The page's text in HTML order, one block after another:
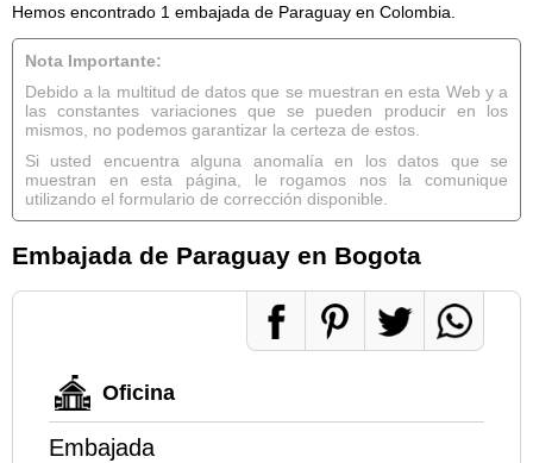
Hemos encontrado 1 embajada de Paraguay en Colombia.
Nota Importante:
Debido a la multitud de datos que se muestran en esta Web y a
las constantes variaciones que se pueden producir en los
mismos, no podemos garantizar la certeza de estos.
Si usted encuentra alguna anomalía en los datos que se
muestran en esta página, le rogamos nos la comunique
utilizando el formulario de corrección disponible.
Embajada de Paraguay en Bogota
Oficina
Embajada